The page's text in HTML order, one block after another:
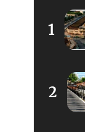
1
2